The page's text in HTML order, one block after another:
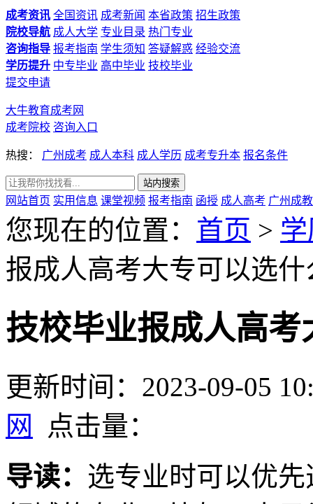
成考资讯 全国资讯 成考新闻 本省政策 招生政策
院校导航 成人大学 专业目录 热门专业
咨询指导 报考指南 学生须知 答疑解惑 经验交流
学历提升 中专毕业 高中毕业 技校毕业
提交申请
大牛教育成考网
成考院校 咨询入口
热搜： 广州成考 成人本科 成人学历 成考专升本 报名条件
网站首页 实用信息 课堂视频 报考指南 函授 成人高考 广州成教
您现在的位置： 首页 >
报成人高考大专可以选什
技校毕业报成人高
更新时间：2023-09-05
网
点击量：
导读： 选专业时可以优